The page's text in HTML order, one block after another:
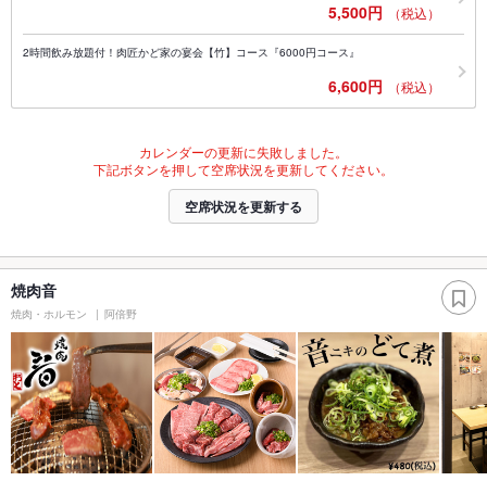
5,500円 （税込）
2時間飲み放題付！肉匠かど家の宴会【竹】コース『6000円コース』
6,600円 （税込）
カレンダーの更新に失敗しました。
下記ボタンを押して空席状況を更新してください。
空席状況を更新する
焼肉音
焼肉・ホルモン 阿倍野